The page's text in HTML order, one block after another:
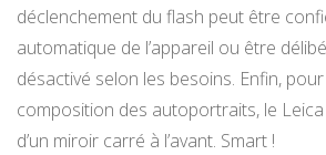
déclenchement du flash peut être
automatique de l’appareil ou être
désactivé selon les besoins. Enfin,
composition des autoportraits, le
d’un miroir carré à l’avant. Smart !